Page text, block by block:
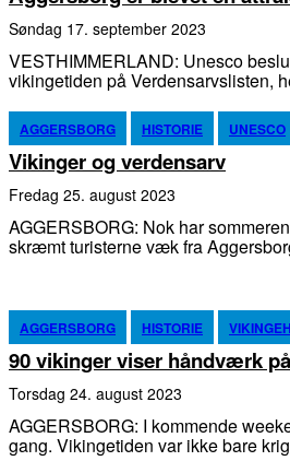
søndag 17. september 2023
VESTHIMMERLAND: Unesco
vikingetiden på Verdensarvslisten,
AGGERSBORG HISTORIE UNESCO
Vikinger og verdensarv
fredag 25. august 2023
AGGERSBORG: Nok har
skræmt turisterne væk fra
AGGERSBORG HISTORIE
90 vikinger viser håndværk
torsdag 24. august 2023
AGGERSBORG: I kommende
gang. Vikingetiden var ikke bare